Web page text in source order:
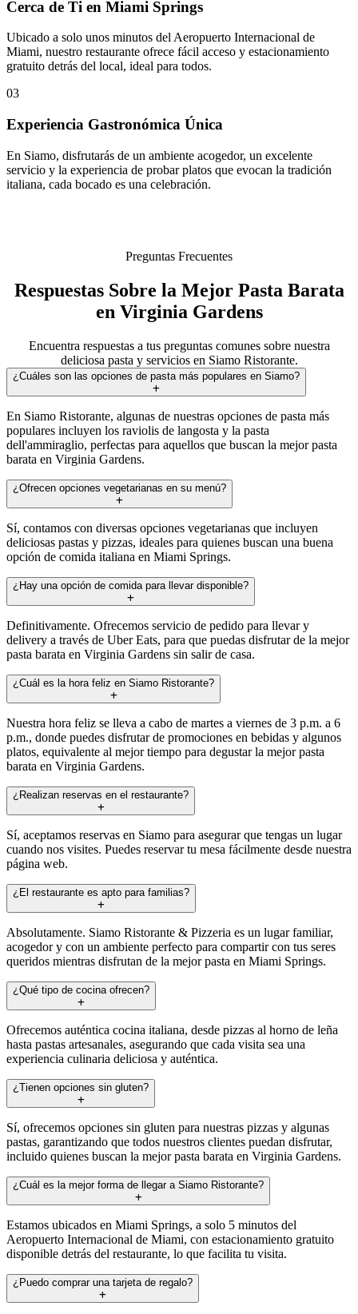
Cerca de Ti en Miami Springs
Ubicado a solo unos minutos del Aeropuerto Internacional de
Miami, nuestro restaurante ofrece fácil acceso y estacionamiento
gratuito detrás del local, ideal para todos.
03
Experiencia Gastronómica Única
En Siamo, disfrutarás de un ambiente acogedor, un excelente
servicio y la experiencia de probar platos que evocan la tradición
italiana, cada bocado es una celebración.
Preguntas Frecuentes
Respuestas Sobre la Mejor Pasta Barata
en Virginia Gardens
Encuentra respuestas a tus preguntas comunes sobre nuestra
deliciosa pasta y servicios en Siamo Ristorante.
¿Cuáles son las opciones de pasta más populares en Siamo?
En Siamo Ristorante, algunas de nuestras opciones de pasta más
populares incluyen los raviolis de langosta y la pasta
dell'ammiraglio, perfectas para aquellos que buscan la mejor pasta
barata en Virginia Gardens.
¿Ofrecen opciones vegetarianas en su menú?
Sí, contamos con diversas opciones vegetarianas que incluyen
deliciosas pastas y pizzas, ideales para quienes buscan una buena
opción de comida italiana en Miami Springs.
¿Hay una opción de comida para llevar disponible?
Definitivamente. Ofrecemos servicio de pedido para llevar y
delivery a través de Uber Eats, para que puedas disfrutar de la mejor
pasta barata en Virginia Gardens sin salir de casa.
¿Cuál es la hora feliz en Siamo Ristorante?
Nuestra hora feliz se lleva a cabo de martes a viernes de 3 p.m. a 6
p.m., donde puedes disfrutar de promociones en bebidas y algunos
platos, equivalente al mejor tiempo para degustar la mejor pasta
barata en Virginia Gardens.
¿Realizan reservas en el restaurante?
Sí, aceptamos reservas en Siamo para asegurar que tengas un lugar
cuando nos visites. Puedes reservar tu mesa fácilmente desde nuestra
página web.
¿El restaurante es apto para familias?
Absolutamente. Siamo Ristorante & Pizzeria es un lugar familiar,
acogedor y con un ambiente perfecto para compartir con tus seres
queridos mientras disfrutan de la mejor pasta en Miami Springs.
¿Qué tipo de cocina ofrecen?
Ofrecemos auténtica cocina italiana, desde pizzas al horno de leña
hasta pastas artesanales, asegurando que cada visita sea una
experiencia culinaria deliciosa y auténtica.
¿Tienen opciones sin gluten?
Sí, ofrecemos opciones sin gluten para nuestras pizzas y algunas
pastas, garantizando que todos nuestros clientes puedan disfrutar,
incluido quienes buscan la mejor pasta barata en Virginia Gardens.
¿Cuál es la mejor forma de llegar a Siamo Ristorante?
Estamos ubicados en Miami Springs, a solo 5 minutos del
Aeropuerto Internacional de Miami, con estacionamiento gratuito
disponible detrás del restaurante, lo que facilita tu visita.
¿Puedo comprar una tarjeta de regalo?